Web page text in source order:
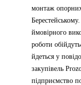
монтаж
ймовірного
роботи
йдеться у
закупівель
підприємство